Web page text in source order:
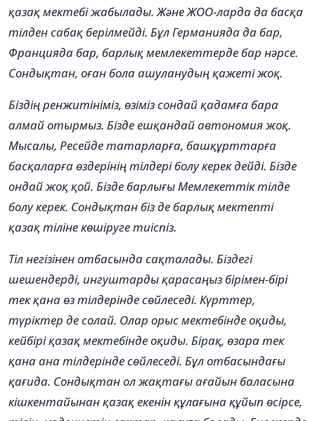
қазақ мектебі жабылады. Және ЖОО-ларда да басқа
тілден сабақ берілмейді. Бұл Германияда да бар,
Францияда бар, барлық мемлекеттерде бар нәрсе.
Сондықтан, оған бола ашуланудың қажеті жоқ.
Біздің ренжитініміз, өзіміз сондай қадамға бара
алмай отырмыз. Бізде ешқандай автономия жоқ.
Мысалы, Ресейде татарларға, башқұрттарға
басқаларға өздерінің тілдері болу керек дейді. Бізде
ондай жоқ қой. Бізде барлығы Мемлекеттік тілде
болу керек. Сондықтан біз де барлық мектепті
қазақ тіліне көшіруге тиіспіз.
Тіл негізінен отбасында сақталады. Біздегі
шешендерді, ингуштарды қарасаңыз бірімен-бірі
тек қана өз тілдерінде сөйлеседі. Күрттер,
түріктер де солай. Олар орыс мектебінде оқиды,
кейбірі қазақ мектебінде оқиды. Бірақ, өзара тек
қана ана тілдерінде сөйлеседі. Бұл отбасындағы
қағида. Сондықтан ол жақтағы ағайын баласына
кішкентайынан қазақ екенін құлағына құйып өсірсе,